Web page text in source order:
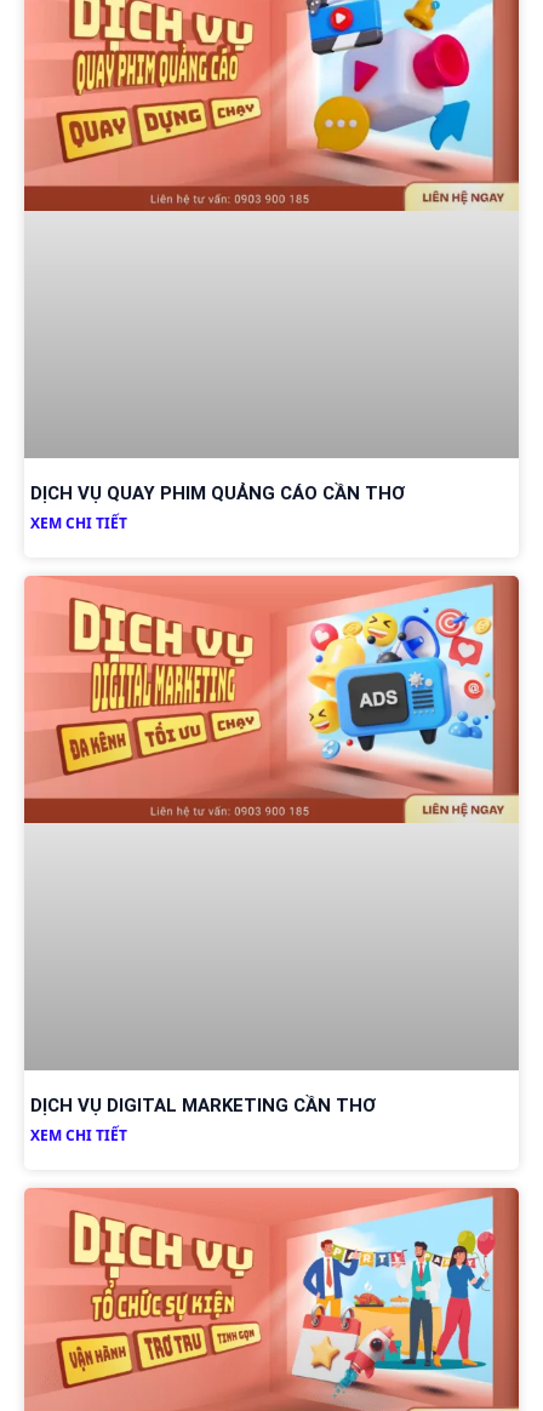
DỊCH VỤ QUAY PHIM QUẢNG CÁO CẦN THƠ
XEM CHI TIẾT
DỊCH VỤ DIGITAL MARKETING CẦN THƠ
XEM CHI TIẾT